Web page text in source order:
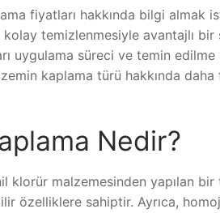
fiyatları hakkında bilgi almak
kolay temizlenmesiyle avantajlı
uygulama süreci ve temin
zemin kaplama türü hakkında
Nedir?
klorür malzemesinden yapılan bir
özelliklere sahiptir. Ayrıca,